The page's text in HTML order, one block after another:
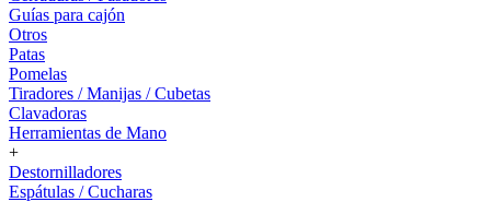
Guías para cajón
Otros
Patas
Pomelas
Tiradores / Manijas / Cubetas
Clavadoras
Herramientas de Mano
+
Destornilladores
Espátulas / Cucharas